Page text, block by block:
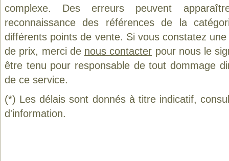
complexe. Des erreurs peuvent
reconnaissance des références de la
différents points de vente. Si vous constatez
de prix, merci de nous contacter pour nous le
être tenu pour responsable de tout dommage
de ce service.
(*) Les délais sont donnés à titre indicatif,
d'information.